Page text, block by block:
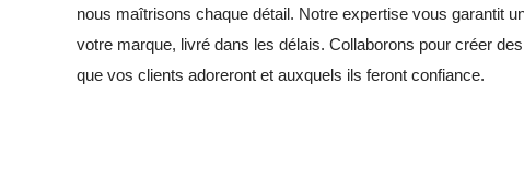
nous maîtrisons chaque détail. Notre expertise vous garantit
votre marque, livré dans les délais. Collaborons pour créer
que vos clients adoreront et auxquels ils feront confiance.